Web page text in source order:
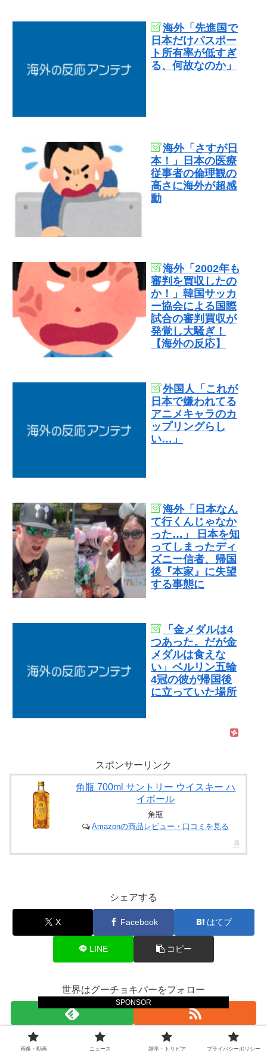
SPONSOR
海外「先進国で
日本だけパスポー
ト所有率が低すぎ
る、何故なのか」
海外「さすが日
本！」日本の医療
従事者の倫理観の
高さに海外が超感
動
海外「2002年も
審判を買収したの
か！」韓国サッカ
ー協会による国際
試合の審判買収が
発覚し大騒ぎ！
【海外の反応】
外国人「これが
日本で嫌われてる
アニメキャラのカ
ップリングらし
い…」
海外「日本なん
て行くんじゃなか
った…」 日本を知
ってしまったディ
ズニー信者、帰国
後『本家』に失望
する事態に
「金メダルは4
つあった。だが金
メダルは食えな
い」ベルリン五輪
4冠の彼が帰国後
に立っていた場所
スポンサーリンク
角瓶 700ml サントリー ウイスキー ハ
イボール
角瓶
Amazonの商品レビュー・口コミを見る
シェアする
X Facebook はてブ
LINE コピー
世界はグーチョキパーをフォロー
画像・動画 ニュース 雑学・トリビア プライバシーポリシー